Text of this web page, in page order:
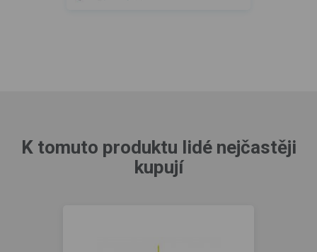
K tomuto produktu lidé nejčastěji
kupují